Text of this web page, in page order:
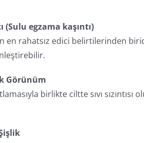
(Sulu egzama kaşıntı)
en rahatsız edici belirtilerinden
Görünüm
birlikte ciltte sıvı